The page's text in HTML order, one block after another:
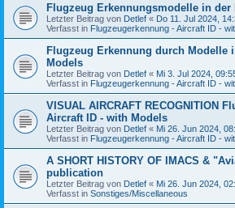
Flugzeug Erkennungsmodelle in der
Letzter Beitrag von Detlef « Do 11. Jul 2024,
Verfasst in Flugzeugerkennung - Aircraft ID -
Flugzeug Erkennung durch Modelle
Models
Letzter Beitrag von Detlef « Mi 3. Jul 2024,
Verfasst in Flugzeugerkennung - Aircraft ID -
VISUAL AIRCRAFT RECOGNITION
Aircraft ID - with Models
Letzter Beitrag von Detlef « Mi 26. Jun 2024,
Verfasst in Flugzeugerkennung - Aircraft ID -
A SHORT HISTORY OF IMACS &
publication
Letzter Beitrag von Detlef « Mi 26. Jun 2024,
Verfasst in Sonstiges/Miscellaneous